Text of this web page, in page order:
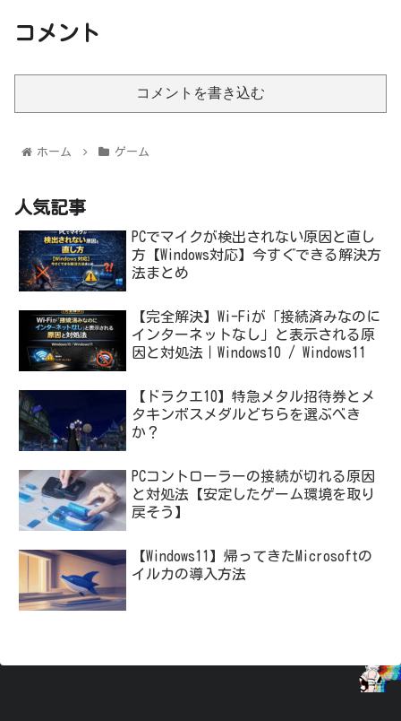
コメント
コメントを書き込む
ホーム ゲーム
人気記事
PCでマイクが検出されない原因と直し
方【Windows対応】今すぐできる解決方
法まとめ
【完全解決】Wi-Fiが「接続済みなのに
インターネットなし」と表示される原
因と対処法｜Windows10 / Windows11
【ドラクエ10】特急メタル招待券とメ
タキンボスメダルどちらを選ぶべき
か？
PCコントローラーの接続が切れる原因
と対処法【安定したゲーム環境を取り
戻そう】
【Windows11】帰ってきたMicrosoftの
イルカの導入方法